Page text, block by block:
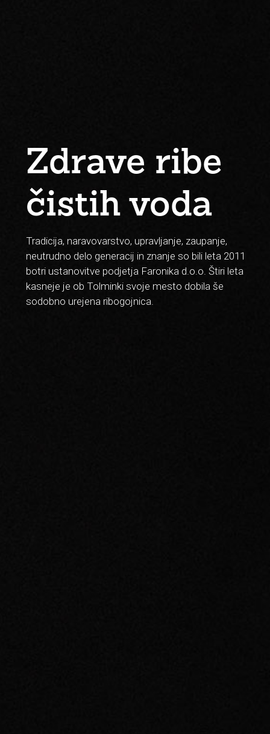
Zdrave ribe
čistih voda
Tradicija, naravovarstvo, upravljanje, zaupanje,
neutrudno delo generacij in znanje so bili leta 2011
botri ustanovitve podjetja Faronika d.o.o. Štiri leta
kasneje je ob Tolminki svoje mesto dobila še
sodobno urejena ribogojnica.